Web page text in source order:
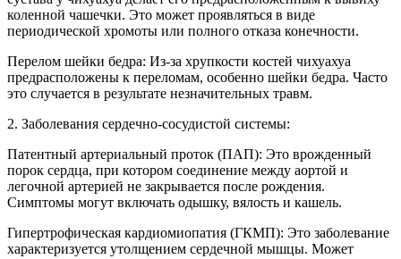
коленной чашечки. Это может проявляться в виде
периодической хромоты или полного отказа конечности.
Перелом шейки бедра: Из-за хрупкости костей чихуахуа
предрасположены к переломам, особенно шейки бедра. Часто
это случается в результате незначительных травм.
2. Заболевания сердечно-сосудистой системы:
Патентный артериальный проток (ПАП): Это врожденный
порок сердца, при котором соединение между аортой и
легочной артерией не закрывается после рождения.
Симптомы могут включать одышку, вялость и кашель.
Гипертрофическая кардиомиопатия (ГКМП): Это заболевание
характеризуется утолщением сердечной мышцы. Может